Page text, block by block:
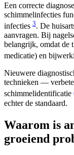
Een correcte
schimmelinfecties
infecties 3. De
aanvragen. Bij
belangrijk, omdat de
medicatie) en
Nieuwere
technieken —
schimmelidentificatie
echter de standaard.
Waarom is
groeiend